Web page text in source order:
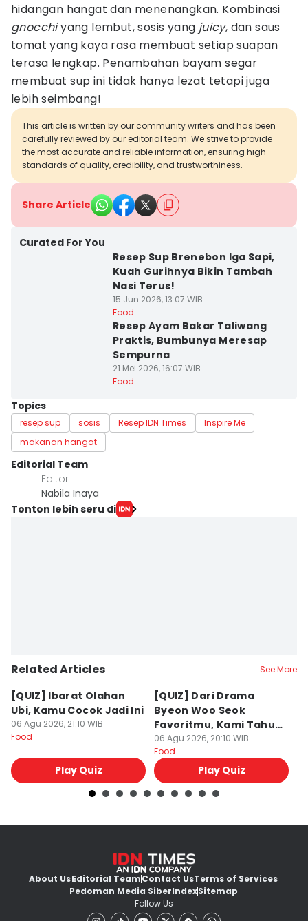
hidangan hangat dan menenangkan. Kombinasi
gnocchiyang lembut, sosis yang juicy, dan saus
tomat yang kaya rasa membuat setiap suapan
terasa lengkap. Penambahan bayam segar
membuat sup ini tidak hanya lezat tetapi juga
lebih seimbang!
This article is written by our community writers and has been
carefully reviewed by our editorial team. We strive to provide
the most accurate and reliable information, ensuring high
standards of quality, credibility, and trustworthiness.
Share Article
Curated For You
Resep Sup Brenebon Iga Sapi,
Kuah Gurihnya Bikin Tambah
Nasi Terus!
15 Jun 2026, 13:07 WIB
Food
Resep Ayam Bakar Taliwang
Praktis, Bumbunya Meresap
Sempurna
21 Mei 2026, 16:07 WIB
Food
Topics
resep sup sosis Resep IDN Times
Inspire Me
makanan hangat
Editorial Team
Editor
Nabila Inaya
Tonton lebih seru di
Related Articles See More
[QUIZ] Ibarat Olahan
Ubi, Kamu Cocok Jadi Ini
06 Agu 2026, 21:10 WIB
Food
Play Quiz
[QUIZ] Dari Drama
Byeon Woo Seok
Favoritmu, Kami Tahu
Makanan yang Cocok
untukmu
06 Agu 2026, 20:10 WIB
Food
Play Quiz
About UsEditorial TeamContact UsTerms of Services
Pedoman Media SiberIndexSitemap
Follow Us